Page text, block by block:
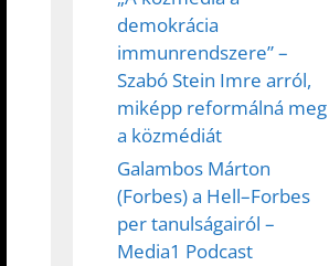
demokrácia
immunrendszere” –
Szabó Stein Imre arról,
miképp reformálná meg
a közmédiát
Galambos Márton
(Forbes) a Hell–Forbes
per tanulságairól –
Media1 Podcast